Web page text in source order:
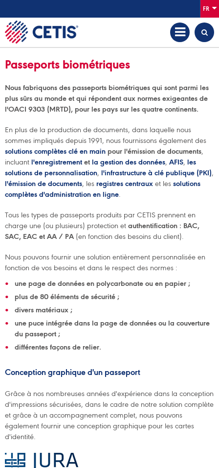
FR
Passeports biométriques
Nous fabriquons des passeports biométriques qui sont parmi les
plus sûrs au monde et qui répondent aux normes exigeantes de
l'OACI 9303 (MRTD), pour les pays sur les quatre continents.
En plus de la production de documents, dans laquelle nous
sommes impliqués depuis 1991, nous fournissons également des
solutions complètes clé en main pour l'émission de documents,
incluant l'enregistrement et la gestion des données, AFIS, les
solutions de personnalisation, l'infrastructure à clé publique (PKI),
l'émission de documents, les registres centraux et les solutions
complètes d'administration en ligne.
Tous les types de passeports produits par CETIS prennent en
charge une (ou plusieurs) protection et authentification : BAC,
SAC, EAC et AA / PA (en fonction des besoins du client).
Nous pouvons fournir une solution entièrement personnalisée en
fonction de vos besoins et dans le respect des normes :
une page de données en polycarbonate ou en papier ;
plus de 80 éléments de sécurité ;
divers matériaux ;
une puce intégrée dans la page de données ou la couverture
du passeport ;
différentes façons de relier.
Conception graphique d'un passeport
Grâce à nos nombreuses années d'expérience dans la conception
d'impressions sécurisées, dans le cadre de notre solution complète
et grâce à un accompagnement complet, nous pouvons
également fournir une conception graphique pour les cartes
d'identité.